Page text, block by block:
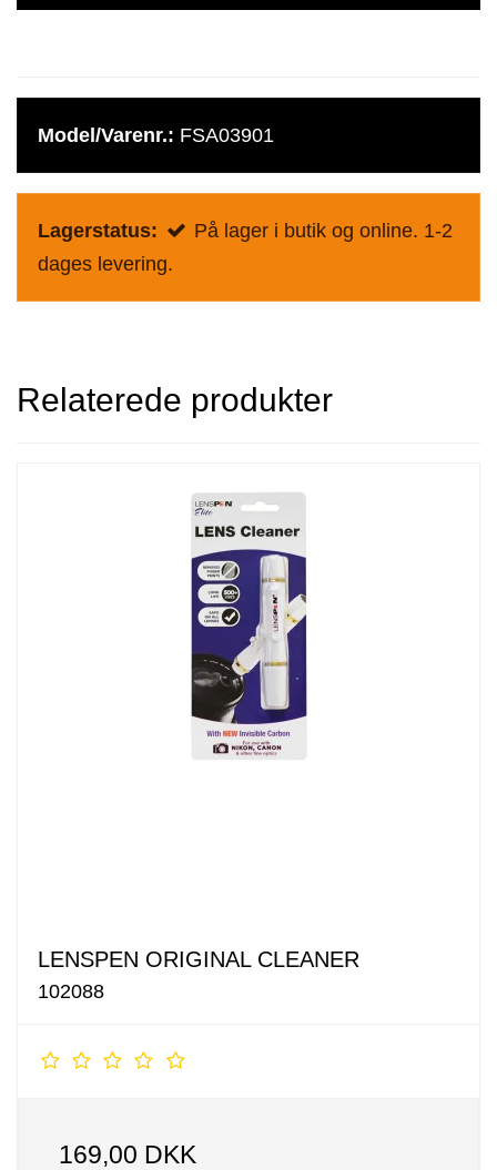
Model/Varenr.: FSA03901
Lagerstatus:
På lager i butik og online. 1-2
dages levering.
Relaterede produkter
LENSPEN ORIGINAL CLEANER
102088
169,00 DKK